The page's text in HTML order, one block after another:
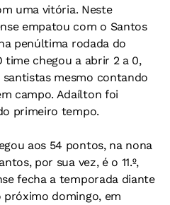
uma vitória. Neste
empatou com o Santos
penúltima rodada do
time chegou a abrir 2 a 0,
mesmo contando
campo. Adaílton foi
primeiro tempo.
aos 54 pontos, na nona
por sua vez, é o 11.º,
fecha a temporada diante
domingo, em